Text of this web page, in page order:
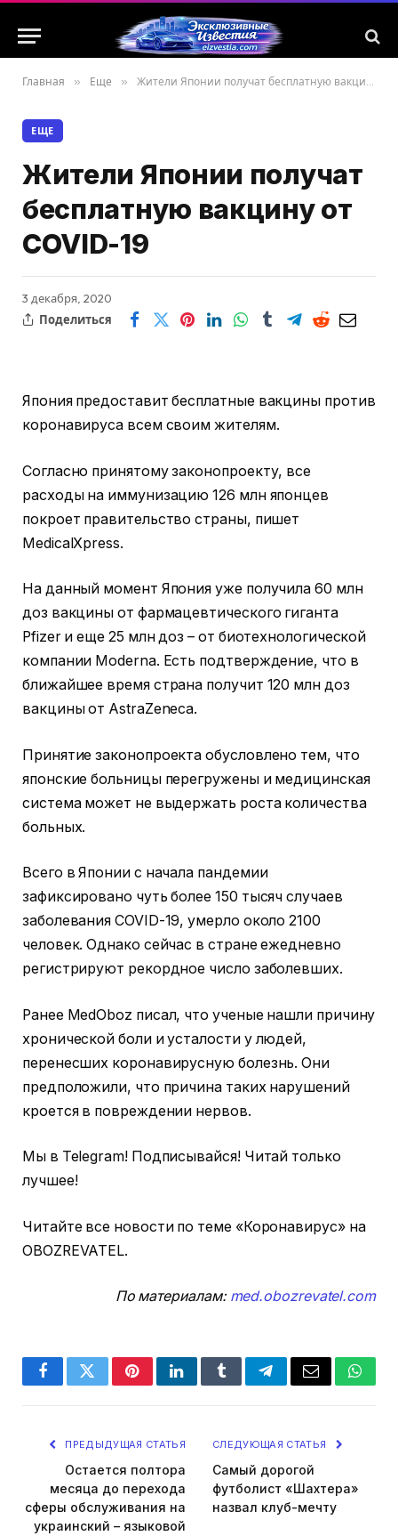
Главная » Еще » Жители Японии получат бесплатную вакцину от COVID-19
ЕЩЕ
Жители Японии получат
бесплатную вакцину от
COVID-19
3 декабря, 2020
Поделиться
Япония предоставит бесплатные вакцины против
коронавируса всем своим жителям.
Согласно принятому законопроекту, все
расходы на иммунизацию 126 млн японцев
покроет правительство страны, пишет
MedicalХpress.
На данный момент Япония уже получила 60 млн
доз вакцины от фармацевтического гиганта
Pfizer и еще 25 млн доз – от биотехнологической
компании Moderna. Есть подтверждение, что в
ближайшее время страна получит 120 млн доз
вакцины от AstraZeneca.
Принятие законопроекта обусловлено тем, что
японские больницы перегружены и медицинская
система может не выдержать роста количества
больных.
Всего в Японии с начала пандемии
зафиксировано чуть более 150 тысяч случаев
заболевания COVID-19, умерло около 2100
человек. Однако сейчас в стране ежедневно
регистрируют рекордное число заболевших.
Ранее MedOboz писал, что ученые нашли причину
хронической боли и усталости у людей,
перенесших коронавирусную болезнь. Они
предположили, что причина таких нарушений
кроется в повреждении нервов.
Мы в Telegram! Подписывайся! Читай только
лучшее!
Читайте все новости по теме «Коронавирус» на
OBOZREVATEL.
По материалам: med.obozrevatel.com
FacebookTwitterPinterestLinkedInTumblrTelegramEmail
ПРЕДЫДУЩАЯ СТАТЬЯ
Остается полтора
месяца до перехода
сферы обслуживания на
украинский – языковой
СЛЕДУЮЩАЯ СТАТЬЯ
Самый дорогой
футболист «Шахтера»
назвал клуб-мечту